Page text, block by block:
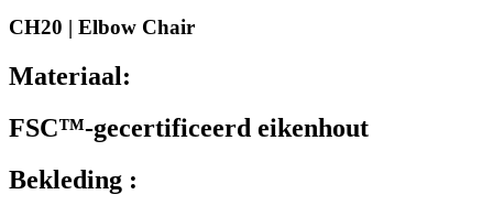
CH20 | Elbow Chair
Materiaal:
FSC™-gecertificeerd eikenhout
Bekleding :